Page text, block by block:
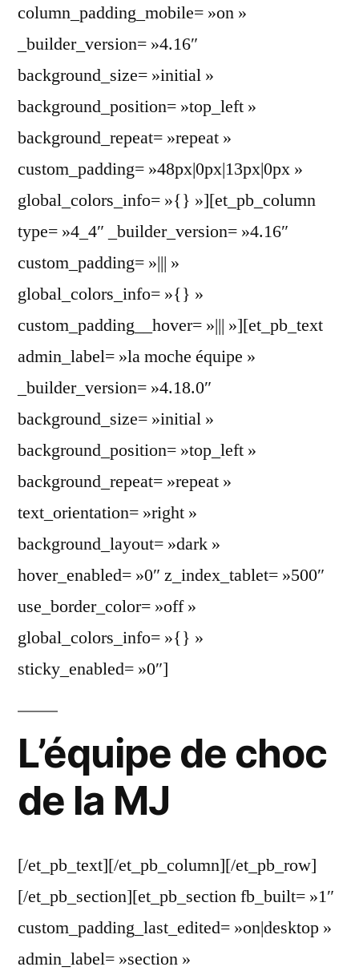
column_padding_mobile= »on »
_builder_version= »4.16″
background_size= »initial »
background_position= »top_left »
background_repeat= »repeat »
custom_padding= »48px|0px|13px|0px »
global_colors_info= »{} »][et_pb_column
type= »4_4″ _builder_version= »4.16″
custom_padding= »||| »
global_colors_info= »{} »
custom_padding__hover= »||| »][et_pb_text
admin_label= »la moche équipe »
_builder_version= »4.18.0″
background_size= »initial »
background_position= »top_left »
background_repeat= »repeat »
text_orientation= »right »
background_layout= »dark »
hover_enabled= »0″ z_index_tablet= »500″
use_border_color= »off »
global_colors_info= »{} »
sticky_enabled= »0″]
L’équipe de choc
de la MJ
[/et_pb_text][/et_pb_column][/et_pb_row]
[/et_pb_section][et_pb_section fb_built= »1″
custom_padding_last_edited= »on|desktop »
admin_label= »section »